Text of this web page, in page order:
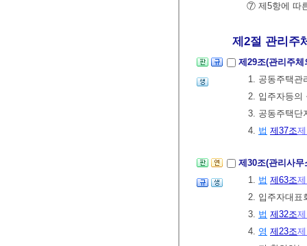
⑦ 제5항에 따
제2절 관리주체
제29조(관리주
1. 공동주택관
2. 입주자등의
3. 공동주택단
4. 법 제37조
제30조(관리사
1. 법 제63조
2. 입주자대표
3. 법 제32조
4. 영 제23조